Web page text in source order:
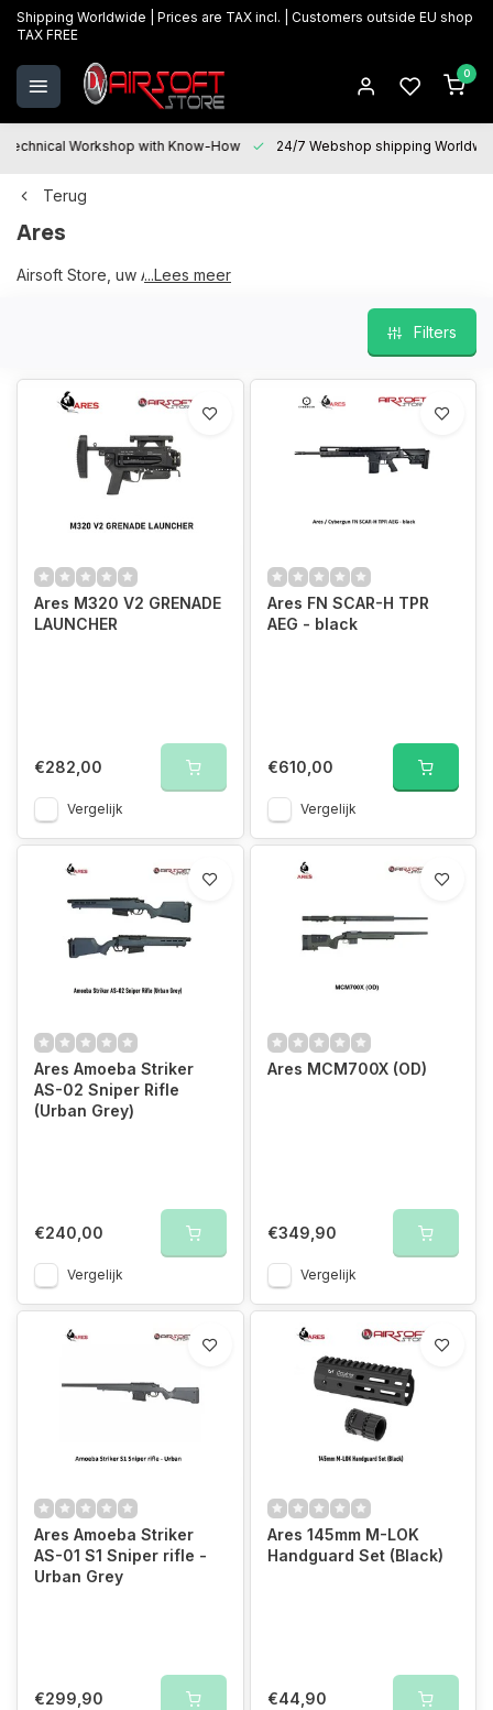
Shipping Worldwide | Prices are TAX incl. | Customers outside EU shop
TAX FREE
0
Technical Workshop with Know-How 24/7 Webshop shipping
Terug
Ares
Airsoft Store, uw Ares partner
...Lees meer
Filters
Ares M320 V2 GRENADE
LAUNCHER
€282,00
Vergelijk
Ares FN SCAR-H TPR
AEG - black
€610,00
Vergelijk
Ares Amoeba Striker
AS-02 Sniper Rifle
(Urban Grey)
€240,00
Vergelijk
Ares MCM700X (OD)
€349,90
Vergelijk
Ares Amoeba Striker
AS-01 S1 Sniper rifle -
Urban Grey
€299,90
Ares 145mm M-LOK
Handguard Set (Black)
€44,90